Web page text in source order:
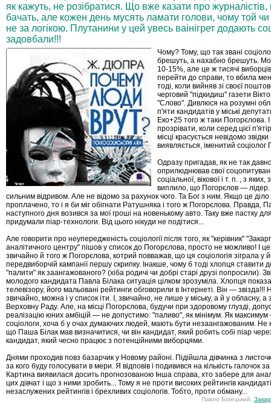
як кажуть, не розібратися. Що вже казати про
бачать, але кожен день мусять ламати голови, чому той
не за логікою. Плутанини у цей увесь ваінігрет додають
задовбали!!!
Чому? Тому, що так звані
брешуть, а нахабно брешуть.
10-15%, але це ж тисячі
перейти до справи, то вбила
тоді, коли вийняв зі своєї
черговий "підкидиш" газети
"Слово". Дивлюся на розумні
п'яти кандидатів у міські
Еко+25 того ж таки Погорєлова.
прозрівати, коли серед цієї
місці красується невідомо
виявляється, іменитий соціолог
Одразу пригадав, як не так
оприлюднював свої
соціальної, вікової і т. п. , з
виплило, що Погорєлов —
сильним відривом. Але не відомо за рахунок чого. Та Бог з ним. Якщо це
проплачено, то і я би міг обігнати Ратушняка і того ж Погорєлова. Правда,
наступного дня возився за мої гроші на новенькому авто. Таку вже пастку
придумали піар-технологи. Від цього нікуди не подітися...
Але говорити про неупередженість соціології після того, як "керівник" "
аналітичного центру" пішов у список до Погорєлова, просто не можливо! І
звичайно й того ж Погорєлова, котрий повважав, що ця соціологія зіграла у
передвиборчій кампанії першу скрипку. Інакше, чому б тоді хлопця ставити
"палити" як заангажованого? (хіба родичі чи добрі старі друзі попросили).
молодого кандидата Павла Білака ситуація цілком зрозуміла. Хлопця
телевізору, його мальовані рейтинги обговорили в Інтернеті. Він — звізда!!!
звичайно, можна і у список іти. І, звичайно, не лише у міську, а й у обласну, а
Верховну Раду. Але, на місці Погорєлова, будучи при здоровому глузді,
реалізацію юних амбіцій — не допустимо: "паливо", як мінімум. Як
соціологи, хоча б у очах думаючих людей, мають бути незаангажованим. Не
що Паша Білак мав визначитися, чи він кандидат, який робить собі піар
кандидат, який чесно працює з потенційними виборцями.
Днями проходив повз базарчик у Новому районі. Підійшла дівчинка з
за кого буду голосувати в мери. Я відповів і подивився на кількість галочок за
Картина виявилася досить прогнозованою Інша справа, хто забере для
цих дівчат і що з ними зробить... Тому я не проти високих рейтингів
незаслужених рейтингів і брехливих соціологів. Тобто, проти обману...
Павло Білецький,